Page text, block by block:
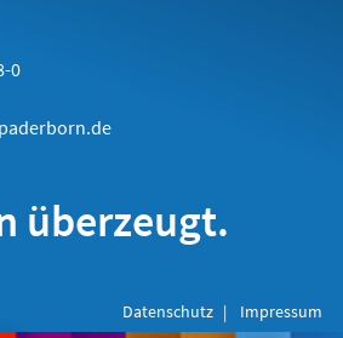
0
überzeugt.
Datenschutz Impressum